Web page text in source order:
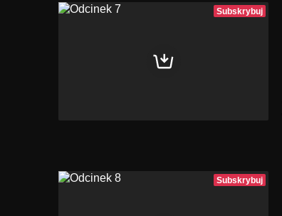
Subskrybuj
Subskrybuj